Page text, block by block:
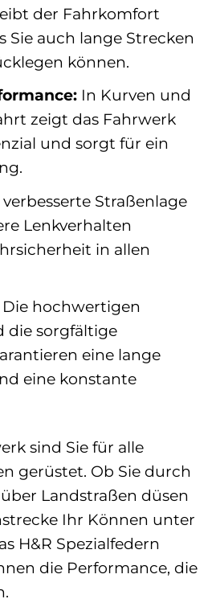
der Fahrkomfort
Sie auch lange Strecken
können.
In Kurven und
zeigt das Fahrwerk
und sorgt für ein
Straßenlage
Lenkverhalten
in allen
hochwertigen
die sorgfältige
eine lange
eine konstante
sind Sie für alle
gerüstet. Ob Sie durch
Landstraßen düsen
Ihr Können unter
H&R Spezialfedern
die Performance, die